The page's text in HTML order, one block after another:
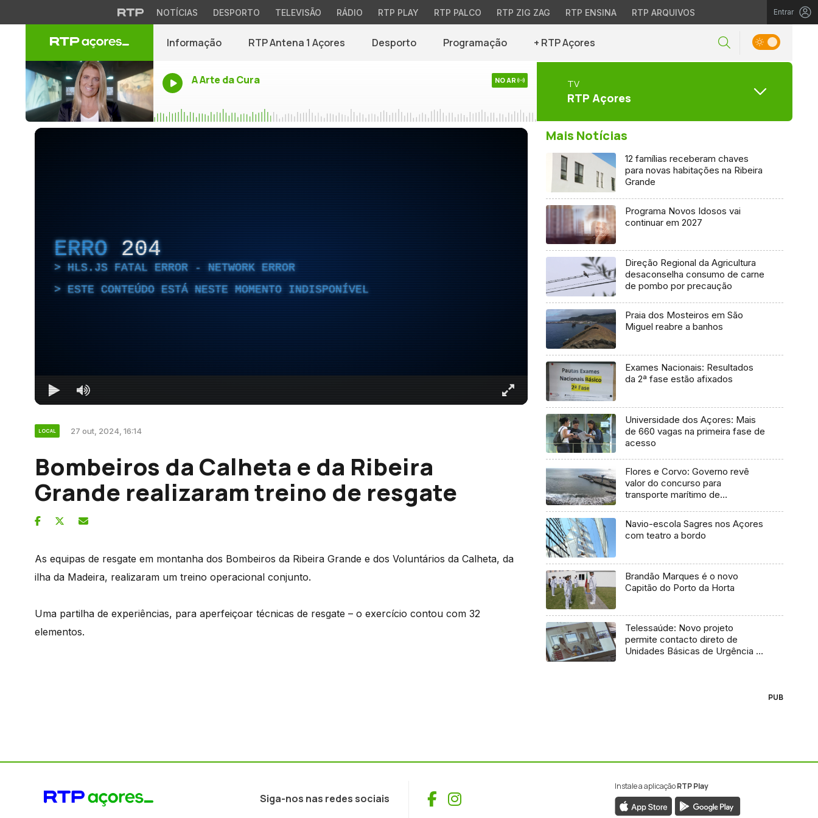
NOTÍCIAS DESPORTO TELEVISÃO RÁDIO RTP PLAY RTP PALCO RTP ZIG ZAG RTP ENSINA RTP ARQUIVOS Entrar
Informação RTP Antena 1 Açores Desporto Programação + RTP Açores
A Arte da Cura NO AR TV
RTP Açores
ERRO 204
HLS.JS FATAL ERROR - NETWORK ERROR
ESTE CONTEÚDO ESTÁ NESTE MOMENTO INDISPONÍVEL
LOCAL 27 out, 2024, 16:14
Bombeiros da Calheta e da Ribeira
Grande realizaram treino de resgate
As equipas de resgate em montanha dos Bombeiros da Ribeira Grande e dos Voluntários da Calheta, da
ilha da Madeira, realizaram um treino operacional conjunto.
Uma partilha de experiências, para aperfeiçoar técnicas de resgate – o exercício contou com 32
elementos.
Mais Notícias
12 famílias receberam chaves
para novas habitações na Ribeira
Grande
Programa Novos Idosos vai
continuar em 2027
Direção Regional da Agricultura
desaconselha consumo de carne
de pombo por precaução
Praia dos Mosteiros em São
Miguel reabre a banhos
Exames Nacionais: Resultados
da 2ª fase estão afixados
Universidade dos Açores: Mais
de 660 vagas na primeira fase de
acesso
Flores e Corvo: Governo revê
valor do concurso para
transporte marítimo de
Navio-escola Sagres nos Açores
com teatro a bordo
Brandão Marques é o novo
Capitão do Porto da Horta
Telessaúde: Novo projeto
permite contacto direto de
Unidades Básicas de Urgência e
PUB
Siga-nos nas redes sociais Facebook
Instagram
Instale a aplicaçãoRTP Play